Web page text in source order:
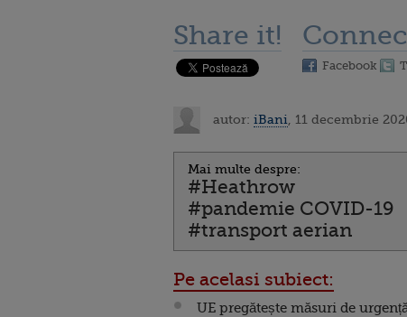
Share it!
Facebook
autor: iBani , 11 decembrie
Mai multe despre:
#Heathrow
#pandemie COVID-19
#transport aerian
Pe acelasi subiect:
UE pregătește măsuri de